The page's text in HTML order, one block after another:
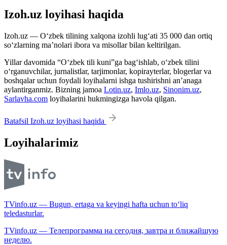
Izoh.uz loyihasi haqida
Izoh.uz — O‘zbek tilining xalqona izohli lug‘ati 35 000 dan ortiq
so‘zlarning ma’nolari ibora va misollar bilan keltirilgan.
Yillar davomida “O‘zbek tili kuni”ga bag‘ishlab, o‘zbek tilini
o‘rganuvchilar, jurnalistlar, tarjimonlar, kopirayterlar, blogerlar va
boshqalar uchun foydali loyihalarni ishga tushirishni an’anaga
aylantirganmiz. Bizning jamoa Lotin.uz, Imlo.uz, Sinonim.uz,
Sarlavha.com loyihalarini hukmingizga havola qilgan.
Batafsil Izoh.uz loyihasi haqida
Loyihalarimiz
TVinfo.uz — Bugun, ertaga va keyingi hafta uchun to‘liq
teledasturlar.
TVinfo.uz — Телепрограмма на сегодня, завтра и ближайшую
неделю.